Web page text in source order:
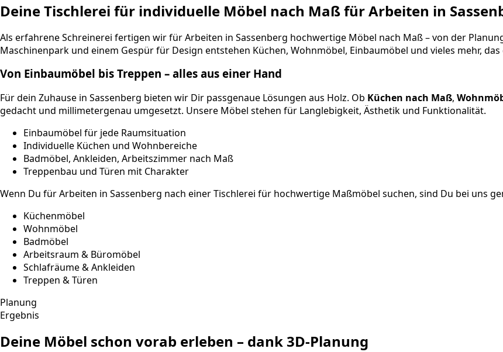
Deine Tischlerei für individuelle Möbel nach Maß für Arbeiten in
Als erfahrene Schreinerei fertigen wir für Arbeiten in Sassenberg hochwertige Möbel nach Maß – von der
Maschinenpark und einem Gespür für Design entstehen Küchen, Wohnmöbel, Einbaumöbel und vieles mehr,
Von Einbaumöbel bis Treppen – alles aus einer Hand
Für dein Zuhause in Sassenberg bieten wir Dir passgenaue Lösungen aus Holz. Ob Küchen nach Maß,
gedacht und millimetergenau umgesetzt. Unsere Möbel stehen für Langlebigkeit, Ästhetik und Funktionalität.
Einbaumöbel für jede Raumsituation
Individuelle Küchen und Wohnbereiche
Badmöbel, Ankleiden, Arbeitszimmer nach Maß
Treppenbau und Türen mit Charakter
Wenn Du für Arbeiten in Sassenberg nach einer Tischlerei für hochwertige Maßmöbel suchen, sind Du bei uns
Küchenmöbel
Wohnmöbel
Badmöbel
Arbeitsraum & Büromöbel
Schlafräume & Ankleiden
Treppen & Türen
Planung
Ergebnis
Deine Möbel schon vorab erleben – dank 3D-Planung